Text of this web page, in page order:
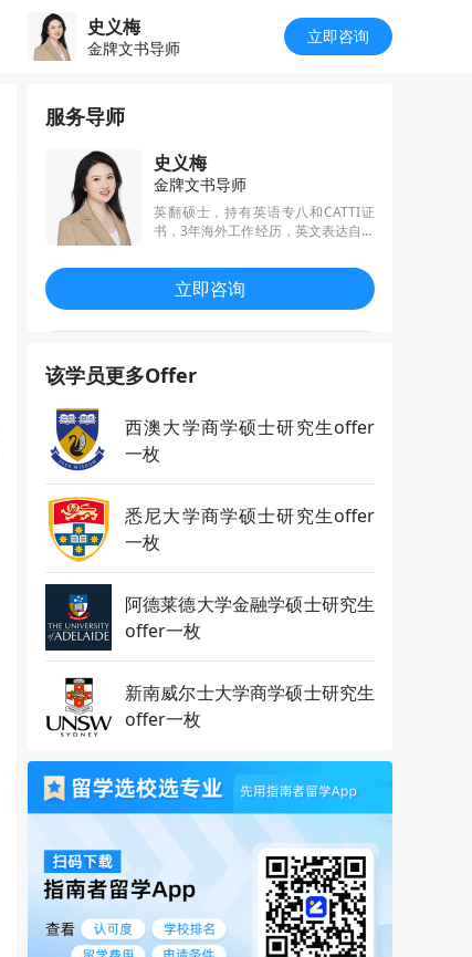
史义梅
金牌文书导师
立即咨询
服务导师
史义梅
金牌文书导师
英翻硕士，持有英语专八和CATTI证
书，3年海外工作经历，英文表达自然
（港、新、英、澳、美、加、欧陆）
全科（文社理工商）文书写作，已帮
助学生斩获数千枚左右名校offer
立即咨询
该学员更多Offer
西澳大学商学硕士研究生offer
一枚
悉尼大学商学硕士研究生offer
一枚
阿德莱德大学金融学硕士研究生
offer一枚
新南威尔士大学商学硕士研究生
offer一枚